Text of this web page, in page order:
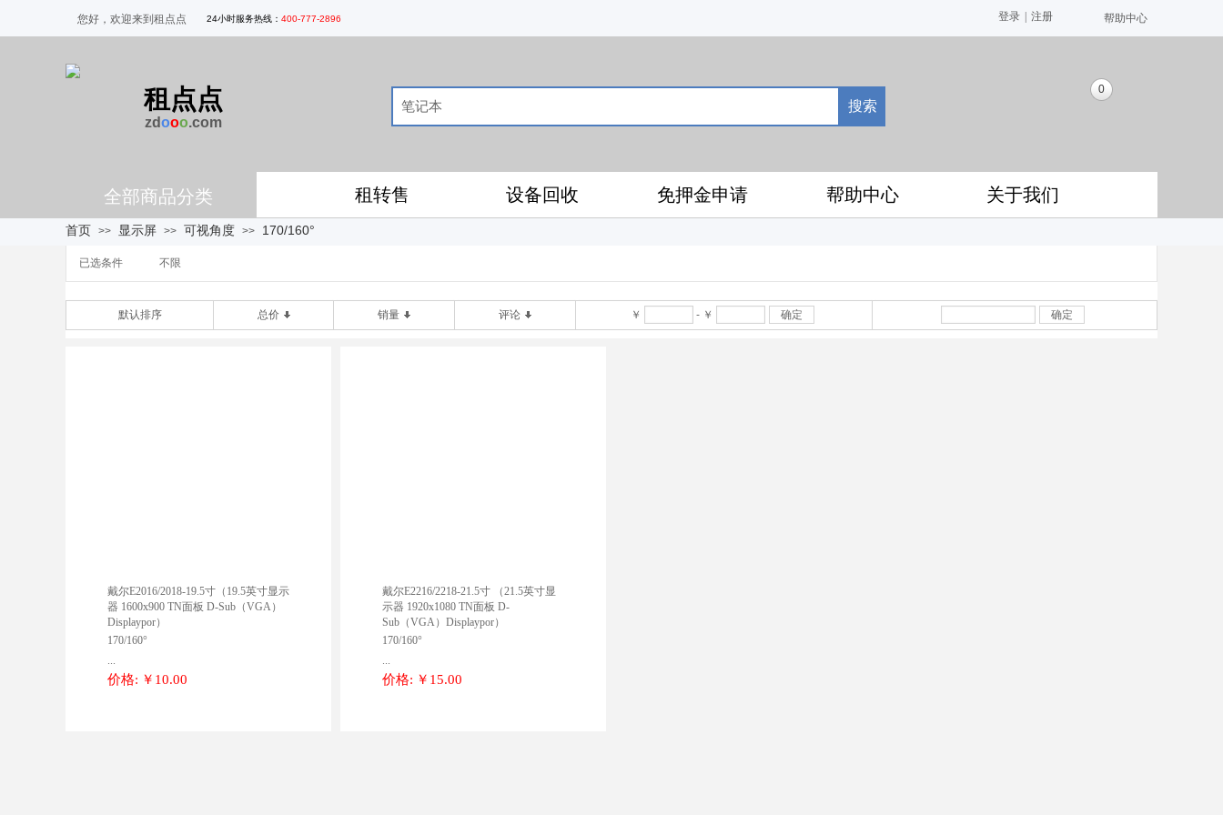
登录 注册
您好，欢迎来到租点点 帮助中心
24小时服务热线 ： 400-777-2896
租点点
zdooo.com
0
搜索
租转售 设备回收 免押金申请 帮助中心 关于我们
全部商品分类
首页 >> 显示屏 >> 可视角度 >> 170/160°
已选条件 不限
默认排序 总价 销量 评论 ￥ - ￥ 确定 确定
戴尔E2016/2018-19.5寸（19.5英寸显示
器 1600x900 TN面板 D-Sub（VGA）
Displaypor）
170/160°
...
价格: ￥10.00
戴尔E2216/2218-21.5寸 （21.5英寸显
示器 1920x1080 TN面板 D-
Sub（VGA）Displaypor）
170/160°
...
价格: ￥15.00